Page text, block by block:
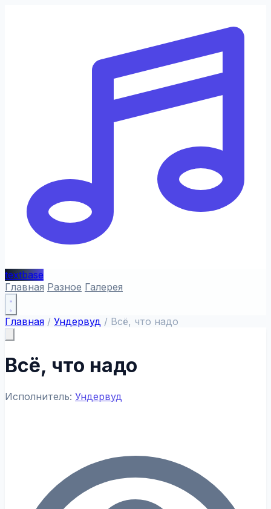
textbase
Главная Разное Галерея
Главная / Ундервуд / Всё, что надо
Всё, что надо
Исполнитель: Ундервуд